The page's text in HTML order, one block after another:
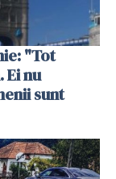
"Tot
Ei nu
sunt